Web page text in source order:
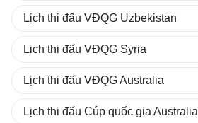
Lịch thi đấu VĐQG Uzbekistan
Lịch thi đấu VĐQG Syria
Lịch thi đấu VĐQG Australia
Lịch thi đấu Cúp quốc gia Australia